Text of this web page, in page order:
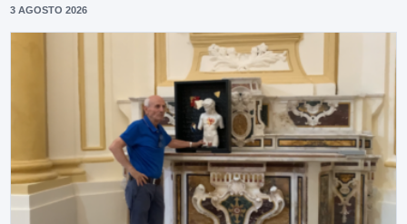
3 AGOSTO 2026